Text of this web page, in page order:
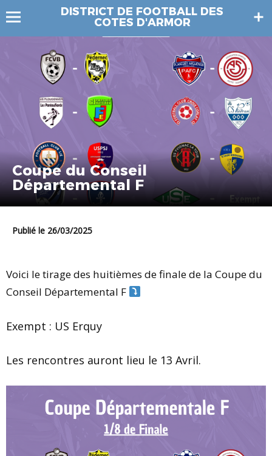
DISTRICT DE FOOTBALL DES
COTES D'ARMOR
Coupe du Conseil
Départemental F
Publié le 26/03/2025
Voici le tirage des huitièmes de finale de la Coupe du
Conseil Départemental F
Exempt : US Erquy
Les rencontres auront lieu le 13 Avril.